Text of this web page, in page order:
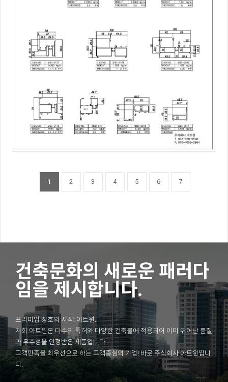
1 2 3 4 5 6 7
건축문화의 새로운 패러다
임을 제시합니다.
프리미엄 창호의 시작! 아트윈.
저희 아트윈은 다수의 특허와 다양한 건축물에 적용되어 이미 뛰어난 품질
과 우수성을 인정받은 제품입니다.
고객만족을 최우선으로 하는 고객중심의 기업! 바로 주식회사 아트윈입니
다.